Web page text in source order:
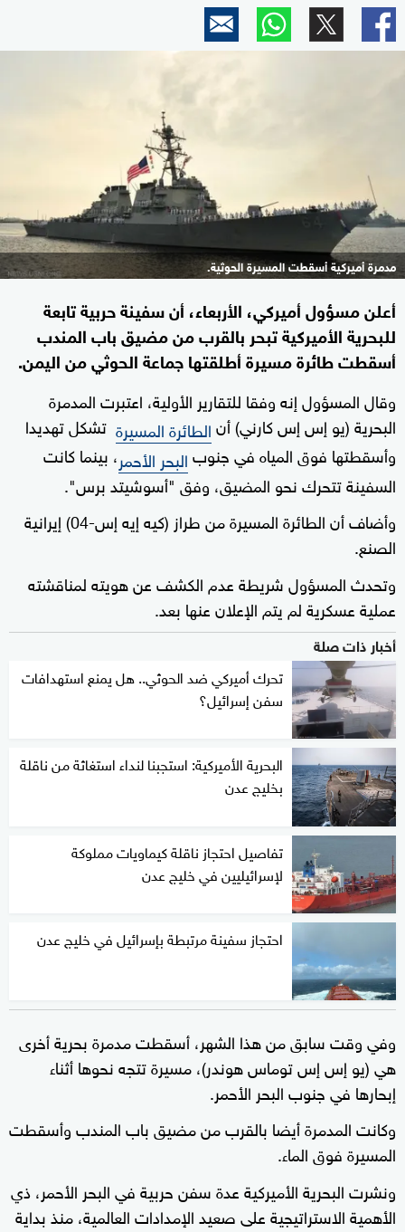
مدمرة أميركية أسقطت المسيرة الحوثية.
أعلن مسؤول أميركي، الأربعاء، أن سفينة حربية تابعة
للبحرية الأميركية تبحر بالقرب من مضيق باب المندب
أسقطت طائرة مسيرة أطلقتها جماعة الحوثي من اليمن.
وقال المسؤول إنه وفقا للتقارير الأولية، اعتبرت المدمرة
البحرية (يو إس إس كارني) أنالطائرة المسيرة تشكل تهديدا
وأسقطتها فوق المياه في جنوبالبحر الأحمر، بينما كانت
السفينة تتحرك نحو المضيق، وفق "أسوشيتد برس".
وأضاف أن الطائرة المسيرة من طراز (كيه إيه إس-04) إيرانية
الصنع.
وتحدث المسؤول شريطة عدم الكشف عن هويته لمناقشته
عملية عسكرية لم يتم الإعلان عنها بعد.
أخبار ذات صلة
تحرك أميركي ضد الحوثي.. هل يمنع استهدافات
سفن إسرائيل؟
البحرية الأميركية: استجبنا لنداء استغاثة من ناقلة
بخليج عدن
تفاصيل احتجاز ناقلة كيماويات مملوكة
لإسرائيليين في خليج عدن
احتجاز سفينة مرتبطة بإسرائيل في خليج عدن
وفي وقت سابق من هذا الشهر، أسقطت مدمرة بحرية أخرى
هي (يو إس إس توماس هوندر)، مسيرة تتجه نحوها أثناء
إبحارها في جنوب البحر الأحمر.
وكانت المدمرة أيضا بالقرب من مضيق باب المندب وأسقطت
المسيرة فوق الماء.
ونشرت البحرية الأميركية عدة سفن حربية في البحر الأحمر، ذي
الأهمية الاستراتيجية على صعيد الإمدادات العالمية، منذ بداية